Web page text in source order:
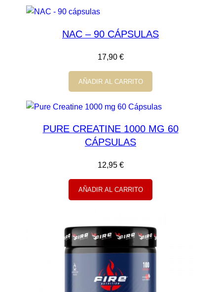
NAC – 90 CÁPSULAS
17,90 €
AÑADIR AL CARRITO
PURE CREATINE 1000 MG 60
CÁPSULAS
12,95 €
AÑADIR AL CARRITO